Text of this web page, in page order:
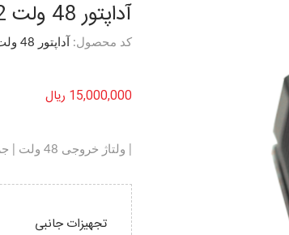
آداپتور 48 ولت 2 آمپر POE
کد محصول: آداپتور 48 ولت 2 آمپر POE
15,000,000 ریال
| ولتاژ خروجی 48 ولت | جریان خروجی 2 آمپر | سرعت پورت اترنت 10/100
تجهیزات جانبی